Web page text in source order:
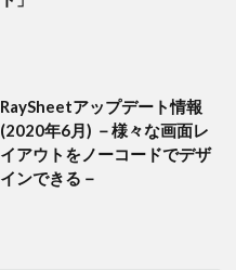
RaySheetアップデート情報
(2020年6月) －様々な画面レ
イアウトをノーコードでデザ
インできる－